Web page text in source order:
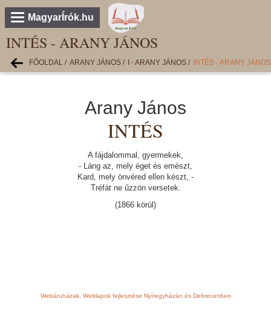
MagyarÍrók.hu
INTÉS - ARANY JÁNOS
FŐOLDAL / ARANY JÁNOS / I - ARANY JÁNOS / INTÉS - ARANY JÁNOS
Arany János
INTÉS
A fájdalommal, gyermekek,
- Láng az, mely éget és emészt,
Kard, mely önvéred ellen készt, -
Tréfát ne űzzön versetek.
(1866 körül)
Webáruházak, Weblapok fejlesztése Nyíregyházán és Debrecenben